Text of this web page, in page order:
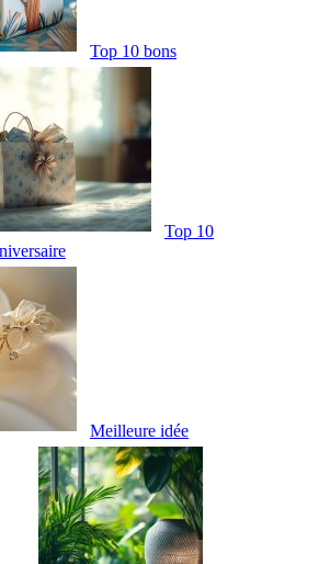
Top 10 bons
Top 10
Meilleure idée